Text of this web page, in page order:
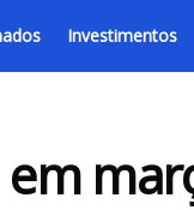
Investimentos